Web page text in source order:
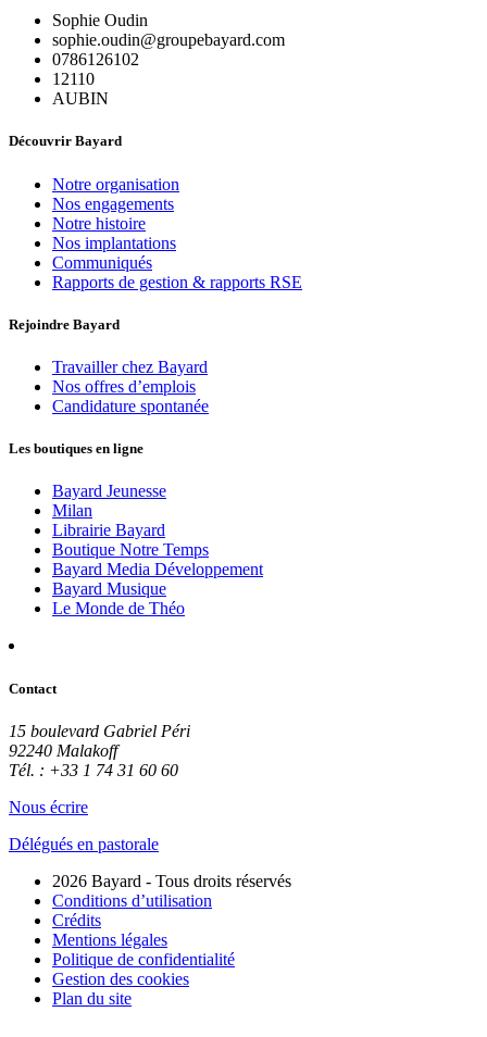
Sophie Oudin
sophie.oudin@groupebayard.com
0786126102
12110
AUBIN
Découvrir Bayard
Notre organisation
Nos engagements
Notre histoire
Nos implantations
Communiqués
Rapports de gestion & rapports RSE
Rejoindre Bayard
Travailler chez Bayard
Nos offres d’emplois
Candidature spontanée
Les boutiques en ligne
Bayard Jeunesse
Milan
Librairie Bayard
Boutique Notre Temps
Bayard Media Développement
Bayard Musique
Le Monde de Théo
Contact
15 boulevard Gabriel Péri
92240 Malakoff
Tél. : +33 1 74 31 60 60
Nous écrire
Délégués en pastorale
2026 Bayard - Tous droits réservés
Conditions d’utilisation
Crédits
Mentions légales
Politique de confidentialité
Gestion des cookies
Plan du site